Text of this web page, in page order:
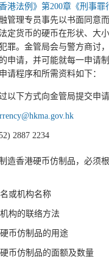
香港法例》第200章《刑事
管理专员事先以书面同意
定货币的硬币在形状、大
罪。金管局会与警方商讨
申请，并可能就每一申请
请程序和所需资料如下：
以下方式向金管局提交申请
2887 2234
造香港硬币仿制品，必须
或机构名称
构的联络方法
币仿制品的用途
币仿制品的面额及数量